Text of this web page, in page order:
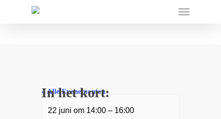
« Alle Evenementen
In het kort:
22 juni om 14:00 – 16:00